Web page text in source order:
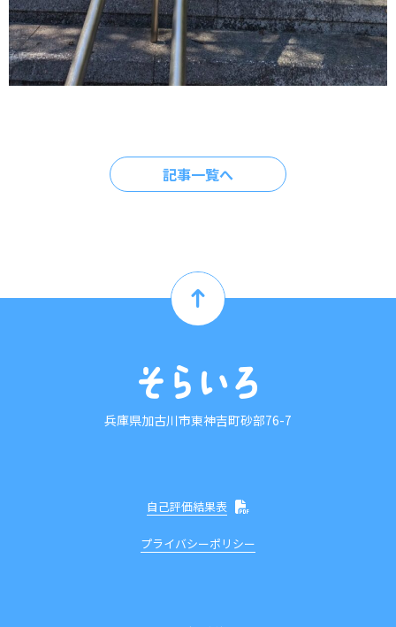
記事一覧へ
兵庫県加古川市東神吉町砂部76-7
自己評価結果表
プライバシーポリシー